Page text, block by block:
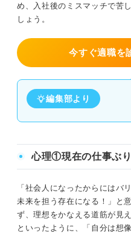
め、入社後のミスマッチで苦
しょう。
今すぐ適職を
編集部より
心理①現在の仕事ぶ
「社会人になったからにはバ
未来を担う存在になる！」と
ず、理想をかなえる道筋が見
といったように、「自分は想